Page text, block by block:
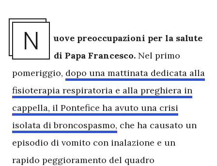
N
uove preoccupazioni per la salute
di Papa Francesco. Nel primo
pomeriggio, dopo una mattinata dedicata alla
fisioterapia respiratoria e alla preghiera in
cappella, il Pontefice ha avuto una crisi
isolata di broncospasmo, che ha causato un
episodio di vomito con inalazione e un
rapido peggioramento del quadro